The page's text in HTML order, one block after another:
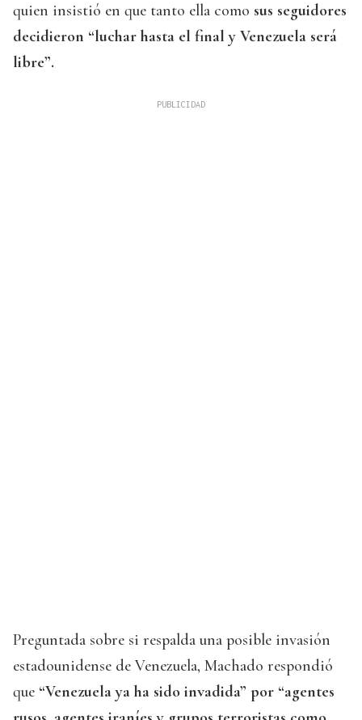
quien insistió en que tanto ella como sus seguidores
decidieron “luchar hasta el final y Venezuela será
libre”.
Preguntada sobre si respalda una posible invasión
estadounidense de Venezuela, Machado respondió
que “Venezuela ya ha sido invadida” por “agentes